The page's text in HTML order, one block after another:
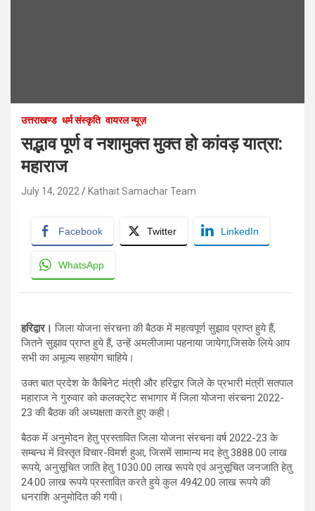
उत्तराखण्ड धर्म संस्कृति वायरल न्यूज़
सद्भाव पूर्ण व नशामुक्त मुक्त हो कांवड़ यात्रा:
महाराज
July 14, 2022 Kathait Samachar Team
Facebook Twitter LinkedIn
WhatsApp
हरिद्वार। जिला योजना संरचना की बैठक में महत्वपूर्ण सुझाव प्राप्त हुये हैं,
जितने सुझाव प्राप्त हुये हैं, उन्हें अमलीजामा पहनाया जायेगा,जिसके लिये आप
सभी का अमूल्य सहयोग चाहिये।
उक्त बात प्रदेश के कैबिनेट मंत्री और हरिद्वार जिले के प्रभारी मंत्री सतपाल
महाराज ने गुरुवार को कलक्ट्रेट सभागार में जिला योजना संरचना 2022-
23 की बैठक की अध्यक्षता करते हुए कही।
बैठक में अनुमोदन हेतु प्रस्तावित जिला योजना संरचना वर्ष 2022-23 के
सम्बन्ध में विस्तृत विचार-विमर्श हुआ, जिसमें सामान्य मद हेतु 3888.00 लाख
रूपये, अनुसूचित जाति हेतु 1030.00 लाख रूपये एवं अनुसूचित जनजाति हेतु
24.00 लाख रूपये प्रस्तावित करते हुये कुल 4942.00 लाख रूपये की
धनराशि अनुमोदित की गयी।